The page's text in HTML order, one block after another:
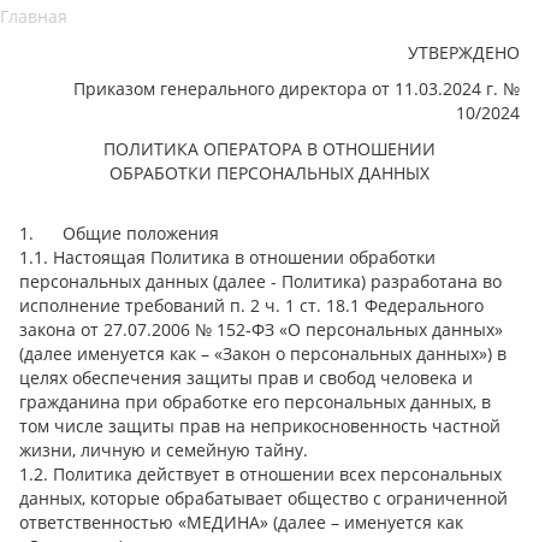
Главная
УТВЕРЖДЕНО
Приказом генерального директора от 11.03.2024 г. №
10/2024
ПОЛИТИКА ОПЕРАТОРА В ОТНОШЕНИИ
ОБРАБОТКИ ПЕРСОНАЛЬНЫХ ДАННЫХ
1. Общие положения
1.1. Настоящая Политика в отношении обработки
персональных данных (далее - Политика) разработана во
исполнение требований п. 2 ч. 1 ст. 18.1 Федерального
закона от 27.07.2006 № 152-ФЗ «О персональных данных»
(далее именуется как – «Закон о персональных данных») в
целях обеспечения защиты прав и свобод человека и
гражданина при обработке его персональных данных, в
том числе защиты прав на неприкосновенность частной
жизни, личную и семейную тайну.
1.2. Политика действует в отношении всех персональных
данных, которые обрабатывает общество с ограниченной
ответственностью «МЕДИНА» (далее – именуется как